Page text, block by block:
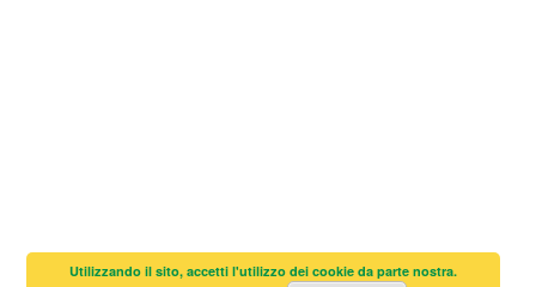
Utilizzando il sito, accetti l'utilizzo dei cookie da parte nostra.